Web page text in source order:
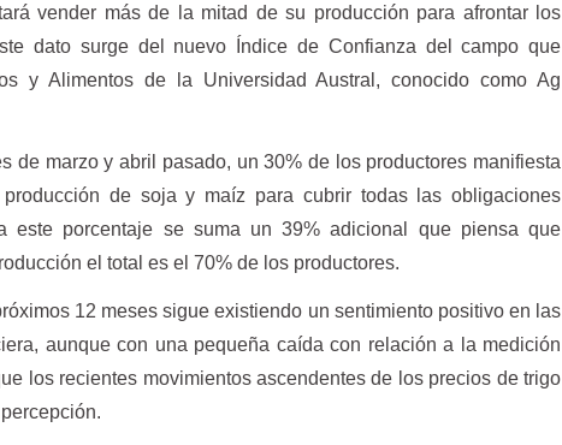
vender más de la mitad de su producción para afrontar los
dato surge del nuevo Índice de Confianza del campo que
y Alimentos de la Universidad Austral, conocido como Ag
de marzo y abril pasado, un 30% de los productores manifiesta
de soja y maíz para cubrir todas las obligaciones
este porcentaje se suma un 39% adicional que piensa que
el total es el 70% de los productores.
12 meses sigue existiendo un sentimiento positivo en las
aunque con una pequeña caída con relación a la medición
los recientes movimientos ascendentes de los precios de trigo